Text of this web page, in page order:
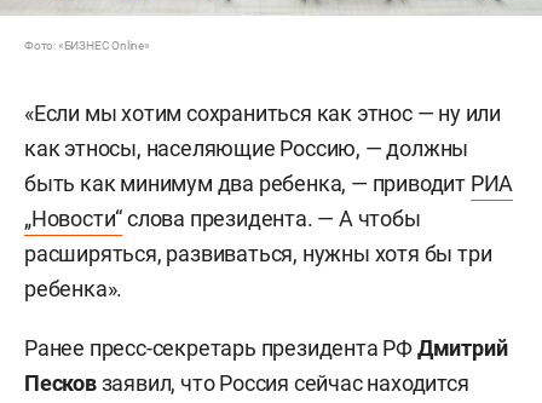
Фото: «БИЗНЕС Online»
«Если мы хотим сохраниться как этнос — ну или
как этносы, населяющие Россию, — должны
быть как минимум два ребенка, — приводит РИА
„Новости“слова президента. — А чтобы
расширяться, развиваться, нужны хотя бы три
ребенка».
Ранее пресс-секретарь президента РФДмитрий
Песковзаявил, что Россия сейчас находится